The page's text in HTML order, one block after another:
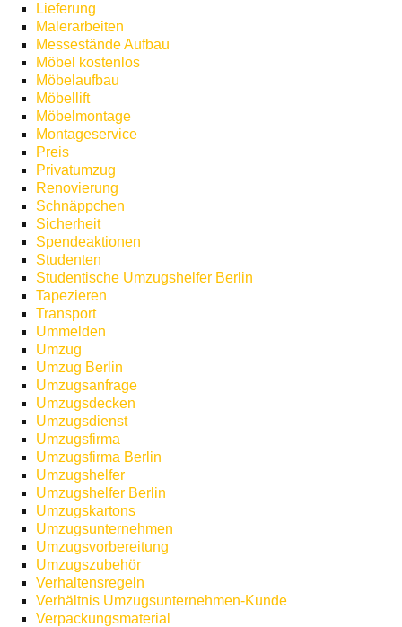
Lieferung
Malerarbeiten
Messestände Aufbau
Möbel kostenlos
Möbelaufbau
Möbellift
Möbelmontage
Montageservice
Preis
Privatumzug
Renovierung
Schnäppchen
Sicherheit
Spendeaktionen
Studenten
Studentische Umzugshelfer Berlin
Tapezieren
Transport
Ummelden
Umzug
Umzug Berlin
Umzugsanfrage
Umzugsdecken
Umzugsdienst
Umzugsfirma
Umzugsfirma Berlin
Umzugshelfer
Umzugshelfer Berlin
Umzugskartons
Umzugsunternehmen
Umzugsvorbereitung
Umzugszubehör
Verhaltensregeln
Verhältnis Umzugsunternehmen-Kunde
Verpackungsmaterial